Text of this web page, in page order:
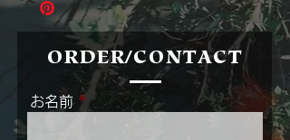
ORDER/CONTACT
お名前